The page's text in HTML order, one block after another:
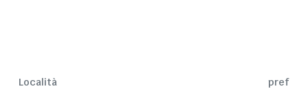
Località pref